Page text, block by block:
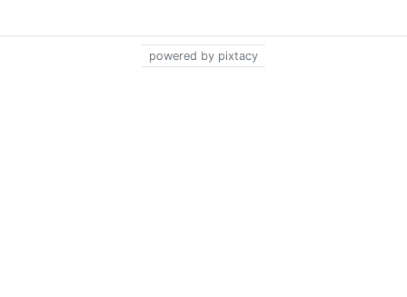
powered by pixtacy